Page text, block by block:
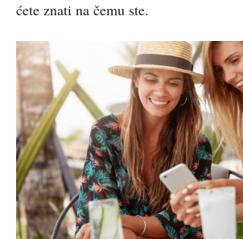
ćete znati na čemu ste.